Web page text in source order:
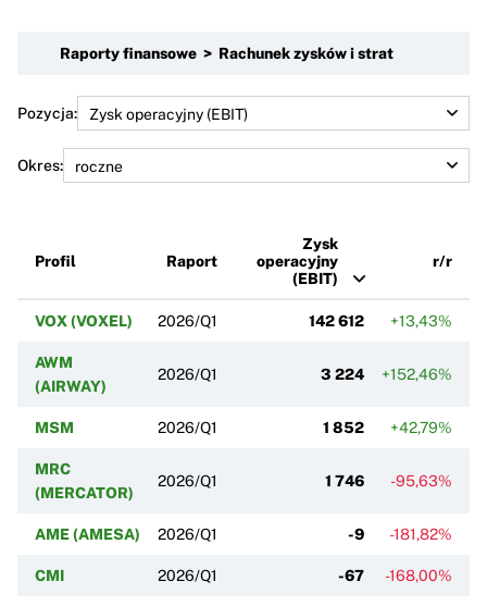
Raporty finansowe > Rachunek zysków i strat
Pozycja:
Okres:
Profil Raport
Zysk
operacyjny
(EBIT)
r/r
VOX (VOXEL) 2026/Q1 142 612 +13,43%
AWM
(AIRWAY)
2026/Q1 3 224 +152,46%
MSM 2026/Q1 1 852 +42,79%
MRC
(MERCATOR)
2026/Q1 1 746 -95,63%
AME (AMESA) 2026/Q1 -9 -181,82%
CMI 2026/Q1 -67 -168,00%